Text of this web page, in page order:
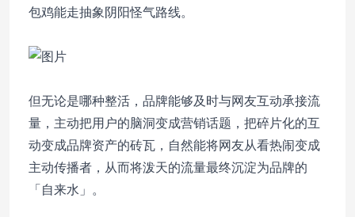
包鸡能走抽象阴阳怪气路线。
但无论是哪种整活，品牌能够及时与网友互动承接流
量，主动把用户的脑洞变成营销话题， 把碎片化的互
动变成品牌资产的砖瓦，自然能将网友从看热闹变成
主动传播者，从而将泼天的流量最终沉淀为品牌的
「自来水」。